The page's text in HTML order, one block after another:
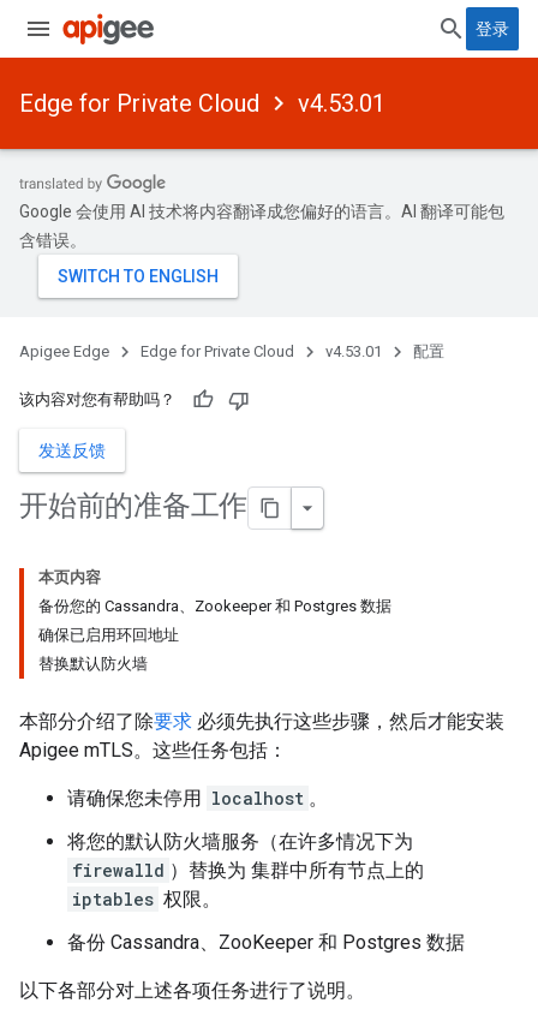
登录
Edge for Private Cloud v4.53.01
Google 会使用 AI 技术将内容翻译成您偏好的语言。AI 翻译可能包
含错误。
Apigee Edge Edge for Private Cloud v4.53.01 配置
该内容对您有帮助吗？
发送反馈
开始前的准备工作
本页内容
备份您的 Cassandra、Zookeeper 和 Postgres 数据
确保已启用环回地址
替换默认防火墙
本部分介绍了除要求 必须先执行这些步骤，然后才能安装
Apigee mTLS。这些任务包括：
请确保您未停用 localhost 。
将您的默认防火墙服务（在许多情况下为
firewalld ）替换为 集群中所有节点上的
iptables 权限。
备份 Cassandra、ZooKeeper 和 Postgres 数据
以下各部分对上述各项任务进行了说明。